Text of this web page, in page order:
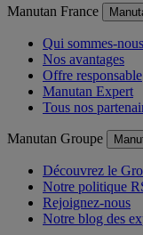
Manutan France
Qui sommes-
Nos avantages
Offre responsable
Manutan Expert
Tous nos
Manutan Groupe
Découvrez le
Notre politique
Rejoignez-nous
Notre blog des